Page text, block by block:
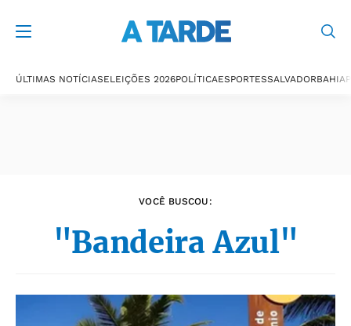
ÚLTIMAS NOTÍCIASELEIÇÕES 2026POLÍTICAESPORTESSALVADORBAHIA
VOCÊ BUSCOU:
"Bandeira Azul"